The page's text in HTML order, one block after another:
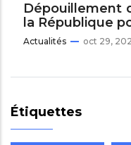
Dépouillement
la République
Actualités oct 29,
Étiquettes